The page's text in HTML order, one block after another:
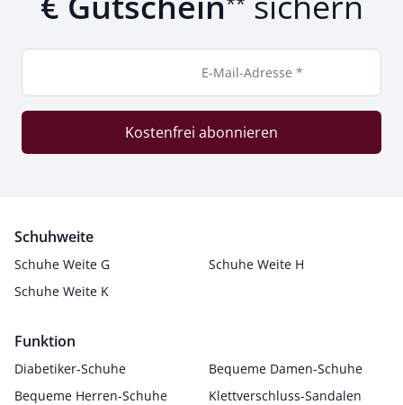
E-Mail-Adresse *
Kostenfrei abonnieren
Schuhweite
Schuhe Weite G
Schuhe Weite H
Schuhe Weite K
Funktion
Diabetiker-Schuhe
Bequeme Damen-Schuhe
Bequeme Herren-Schuhe
Klettverschluss-Sandalen